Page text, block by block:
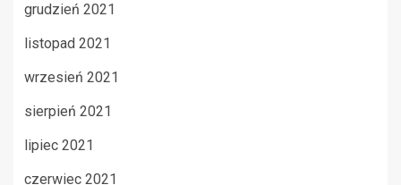
grudzień 2021
listopad 2021
wrzesień 2021
sierpień 2021
lipiec 2021
czerwiec 2021